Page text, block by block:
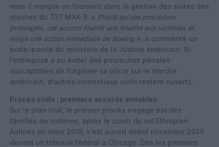
mais il marque un tournant dans la gestion des suites des
crashes du 737 MAX-8. « Plutôt qu’une procédure
prolongée, cet accord fournit une finalité aux victimes et
exige une action immédiate de Boeing », a commenté un
porte-parole du ministère de la Justice américain. Si
l’entreprise a pu éviter des poursuites pénales
susceptibles de fragiliser sa place sur le marché
américain, d’autres contentieux civils restent ouverts.
Procès civils : premiers accords amiables
Sur le plan civil, le premier procès engagé par des
familles de victimes, après le crash du vol Ethiopian
Airlines en mars 2019, s’est ouvert début novembre 2025
devant un tribunal fédéral à Chicago. Dès les premiers